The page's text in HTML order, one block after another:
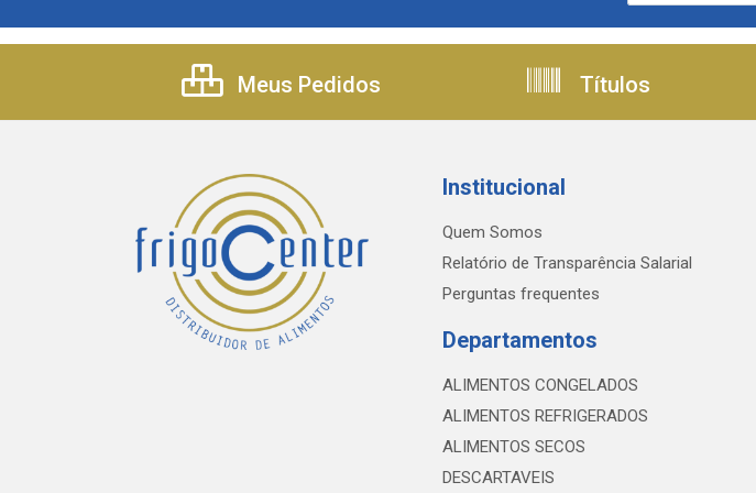
Meus Pedidos Títulos
Institucional
Quem Somos
Relatório de Transparência Salarial
Perguntas frequentes
Departamentos
ALIMENTOS CONGELADOS
ALIMENTOS REFRIGERADOS
ALIMENTOS SECOS
DESCARTAVEIS